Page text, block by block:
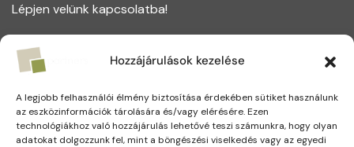
Hozzájárulások kezelése
A legjobb felhasználói élmény biztosítása érdekében sütiket használunk
az eszközinformációk tárolására és/vagy elérésére. Ezen
technológiákhoz való hozzájárulás lehetővé teszi számunkra, hogy olyan
adatokat dolgozzunk fel, mint a böngészési viselkedés vagy az egyedi
Lépjen velünk kapcsolatba!
1164 Budapest, Magtár utca 75.
+(36) 1 221 5123
info@partners.hu